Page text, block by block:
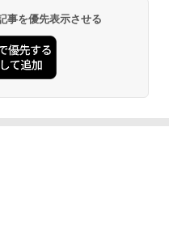
事を優先表示させる